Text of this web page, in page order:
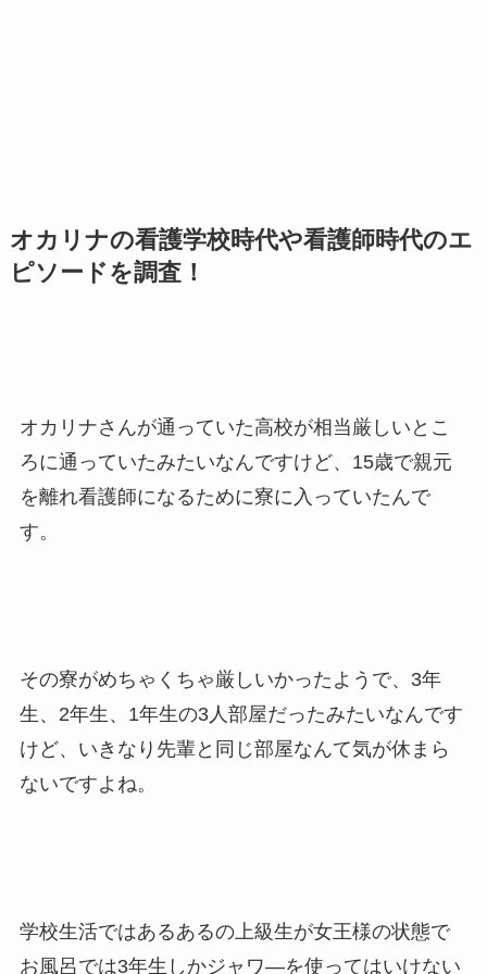
オカリナの看護学校時代や看護師時代のエ
ピソードを調査！
オカリナさんが通っていた高校が相当厳しいとこ
ろに通っていたみたいなんですけど、15歳で親元
を離れ看護師になるために寮に入っていたんで
す。
その寮がめちゃくちゃ厳しいかったようで、3年
生、2年生、1年生の3人部屋だったみたいなんです
けど、いきなり先輩と同じ部屋なんて気が休まら
ないですよね。
学校生活ではあるあるの上級生が女王様の状態で
お風呂では3年生しかジャワ―を使ってはいけない